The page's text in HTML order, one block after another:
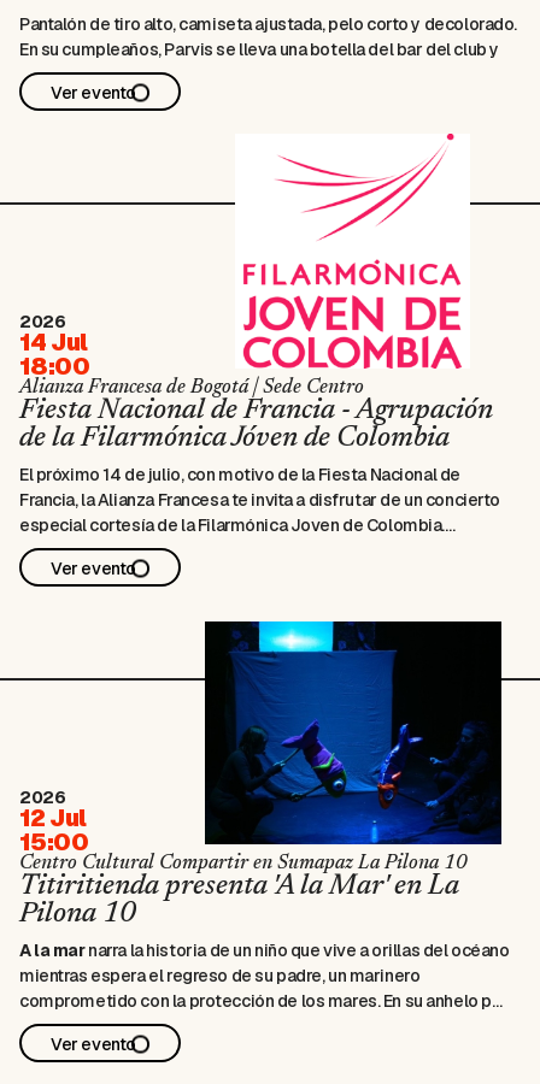
Pantalón de tiro alto, camiseta ajustada, pelo corto y decolorado.
En su cumpleaños, Parvis se lleva una botella del bar del club y
celebra bailando consigo mismo. Hijo de padres iraníes, se ha
instalado en el ático de la casa familiar en una …
Ver evento
2026
14 Jul
18:00
Alianza Francesa de Bogotá | Sede Centro
Fiesta Nacional de Francia - Agrupación
de la Filarmónica Jóven de Colombia
El próximo 14 de julio, con motivo de la Fiesta Nacional de
Francia, la Alianza Francesa te invita a disfrutar de un concierto
especial cortesía de la Filarmónica Joven de Colombia.
Acompáñanos en una jornada inolvidable para celebrar el talento
local, que en esta ocasión nos acerca lo mejor de …
Ver evento
2026
12 Jul
15:00
Centro Cultural Compartir en Sumapaz La Pilona 10
Titiritienda presenta 'A la Mar' en La
Pilona 10
A la marnarra la historia de un niño que vive a orillas del océano
mientras espera el regreso de su padre, un marinero
comprometido con la protección de los mares. En su anhelo por
comunicarse con él, lanza botellas con mensajes al agua,
iniciando una correspondencia llena de esperanza …
Ver evento